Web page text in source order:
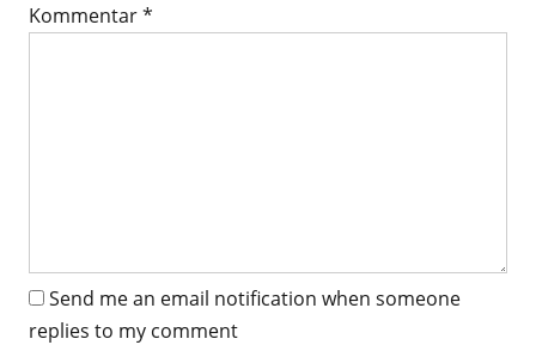
Kommentar*
Send me an email notification when someone
replies to my comment